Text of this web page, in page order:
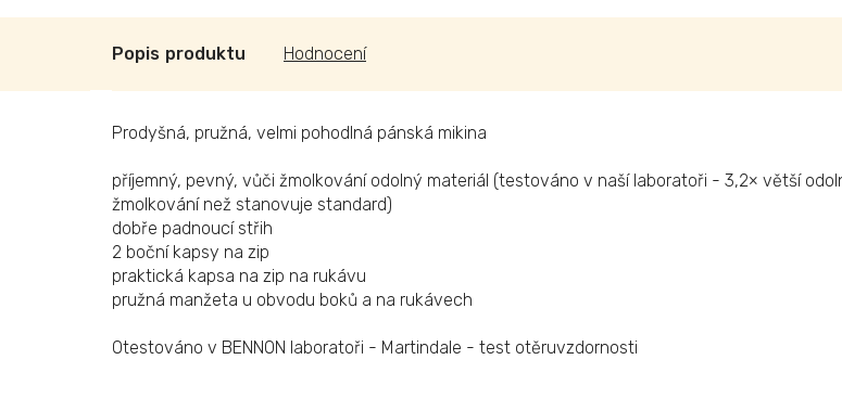
Popis Hodnocení
Prodyšná, pružná, velmi pohodlná pánská mikina
příjemný, pevný, vůči žmolkování odolný materiál (testováno v naší laboratoři - 3,2× větší
žmolkování než stanovuje standard)
dobře padnoucí střih
2 boční kapsy na zip
praktická kapsa na zip na rukávu
pružná manžeta u obvodu boků a na rukávech
Otestováno v BENNON laboratoři - Martindale - test otěruvzdornosti